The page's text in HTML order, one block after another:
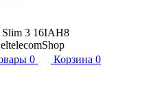
Slim 3 16IAH8
0 Корзина 0